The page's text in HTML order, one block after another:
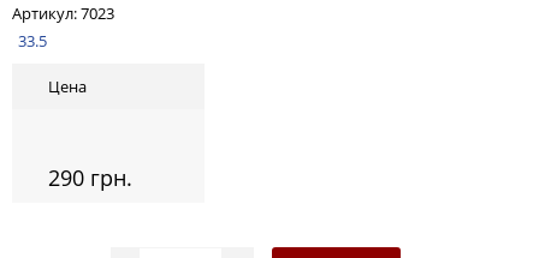
Артикул:7023
33.5
Цена
290 грн.